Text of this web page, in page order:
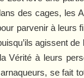
des cages, les
parvenir à leurs
agissent de
Vérité à leurs
se fait